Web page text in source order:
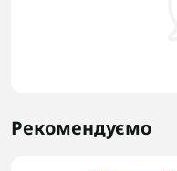
Рекомендуємо